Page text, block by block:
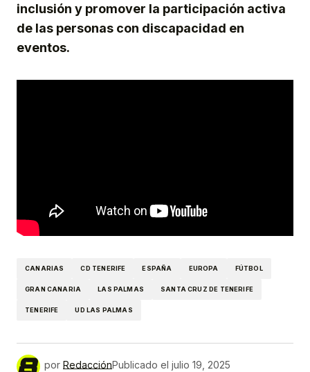
inclusión y promover la participación activa
de las personas con discapacidad en
eventos.
CANARIAS CD TENERIFE ESPAÑA EUROPA FÚTBOL
GRAN CANARIA LAS PALMAS SANTA CRUZ DE TENERIFE
TENERIFE UD LAS PALMAS
por RedacciónPublicado el julio 19, 2025